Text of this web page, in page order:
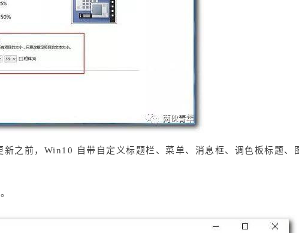
之前，Win10 自带自定义标题栏、菜单、消息框、调色板标题、